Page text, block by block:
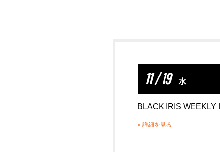
11 / 19 水
BLACK IRIS WEEKLY
» 詳細を見る